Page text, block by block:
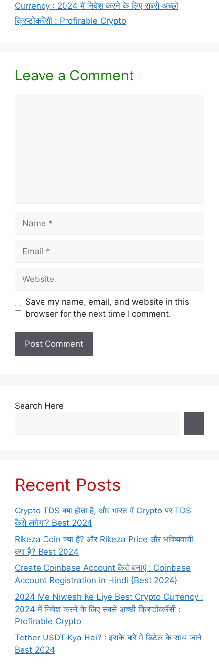
Currency : 2024 में निवेश करने के लिए सबसे अच्छी
क्रिप्टोकरेंसी : Profirable Crypto
Leave a Comment
Save my name, email, and website in this
browser for the next time I comment.
Search Here
Recent Posts
Crypto TDS क्या होता है, और भारत में Crypto पर TDS
कैसे लगेगा? Best 2024
Rikeza Coin क्या हैं? और Rikeza Price और भविष्यवाणी
क्या है? Best 2024
Create Coinbase Account कैसे बनाएं : Coinbase
Account Registration in Hindi {Best 2024}
2024 Me Niwesh Ke Liye Best Crypto Currency :
2024 में निवेश करने के लिए सबसे अच्छी क्रिप्टोकरेंसी :
Profirable Crypto
Tether USDT Kya Hai? : इसके बारे मे डिटेल के साथ जाने
Best 2024